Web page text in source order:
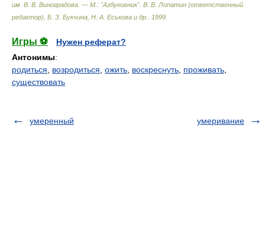
им. В. В. Виноградова. — М.: "Азбуковник". В. В. Лопатин (ответственный
редактор), Б. З. Букчина, Н. А. Еськова и др.
1999
Игры ⚽
Нужен реферат?
Антонимы:
родиться
возродиться ожить воскреснуть проживать
существовать
умеренный умеривание